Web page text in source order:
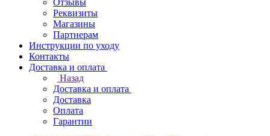
Отзывы
Реквизиты
Магазины
Партнерам
Инструкции по уходу
Контакты
Доставка и оплата
Назад
Доставка и оплата
Доставка
Оплата
Гарантии